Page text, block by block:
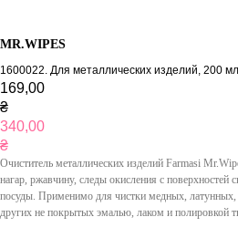
MR.WIPES
1600022. Для металлических изделий, 200 мл
169,00
₴
340,00
₴
Очиститель металлических изделий Farmasi
нагар, ржавчину, следы окисления с поверхностей
посуды. Применимо для чистки медных,
других не покрытых эмалью, лаком и полировкой